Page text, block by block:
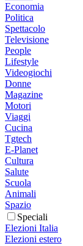
Economia
Politica
Spettacolo
Televisione
People
Lifestyle
Videogiochi
Donne
Magazine
Motori
Viaggi
Cucina
Tgtech
E-Planet
Cultura
Salute
Scuola
Animali
Spazio
Speciali
Elezioni Italia
Elezioni estero